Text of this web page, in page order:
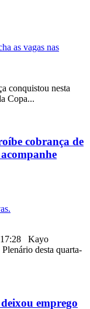
conquistou nesta
Copa...
cobrança de
17:28 Kayo
desta quarta-
emprego